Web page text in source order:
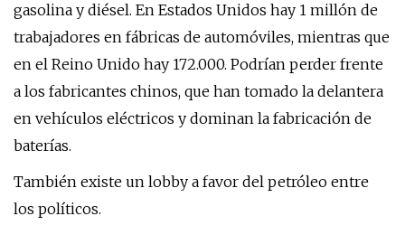
gasolina y diésel. En Estados Unidos hay 1 millón de
trabajadores en fábricas de automóviles, mientras que
en el Reino Unido hay 172.000. Podrían perder frente
a los fabricantes chinos, que han tomado la delantera
en vehículos eléctricos y dominan la fabricación de
baterías.
También existe un lobby a favor del petróleo entre
los políticos.